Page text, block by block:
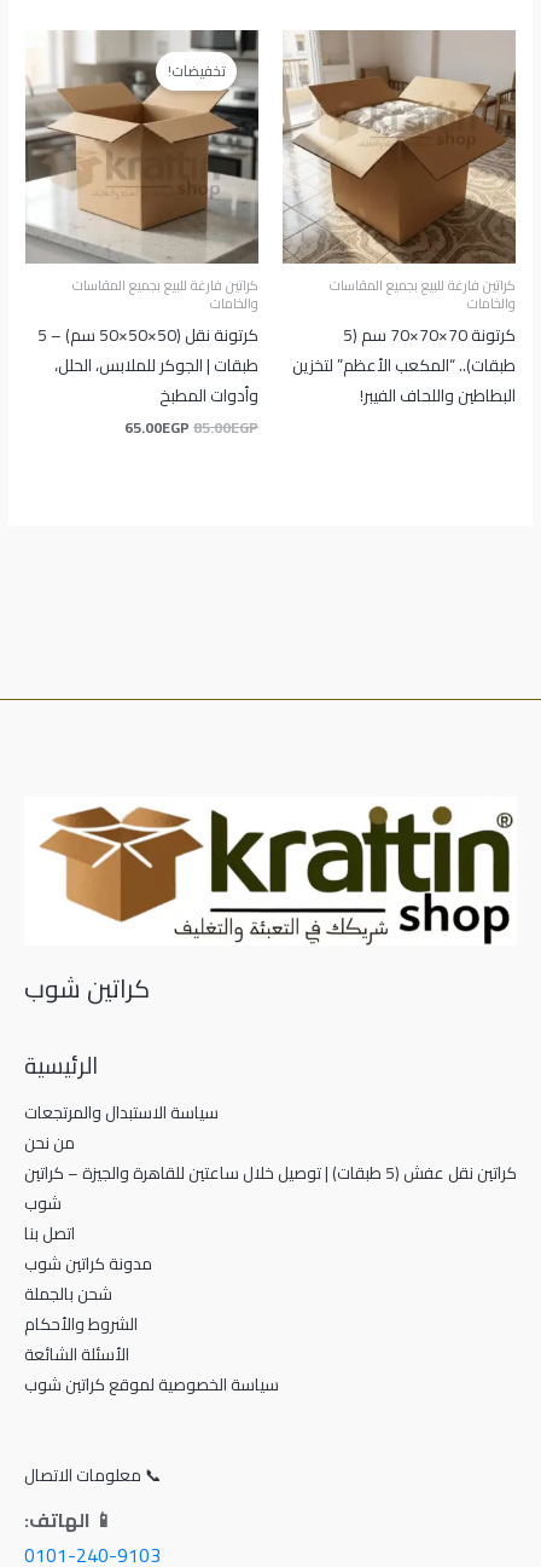
كراتين فارغة للبيع بجميع المقاسات
والخامات
كرتونة 70×70×70 سم (5
طبقات).. “المكعب الأعظم” لتخزين
البطاطين واللحاف الفيبر!
تخفيضات!
كراتين فارغة للبيع بجميع المقاسات
والخامات
كرتونة نقل (50×50×50 سم) – 5
طبقات | الجوكر للملابس، الحلل،
وأدوات المطبخ
85.00EGP
السعر
الأصلي
هو:
85.00EGP.
65.00EGP
السعر
الحالي
هو:
65.00EGP.
كراتين شوب
الرئيسية
سياسة الاستبدال والمرتجعات
من نحن
كراتين نقل عفش (5 طبقات) | توصيل خلال ساعتين للقاهرة والجيزة – كراتين
شوب
اتصل بنا
مدونة كراتين شوب
شحن بالجملة
الشروط والأحكام
الأسئلة الشائعة
سياسة الخصوصية لموقع كراتين شوب
📞 معلومات الاتصال
📱 الهاتف:
0101-240-9103